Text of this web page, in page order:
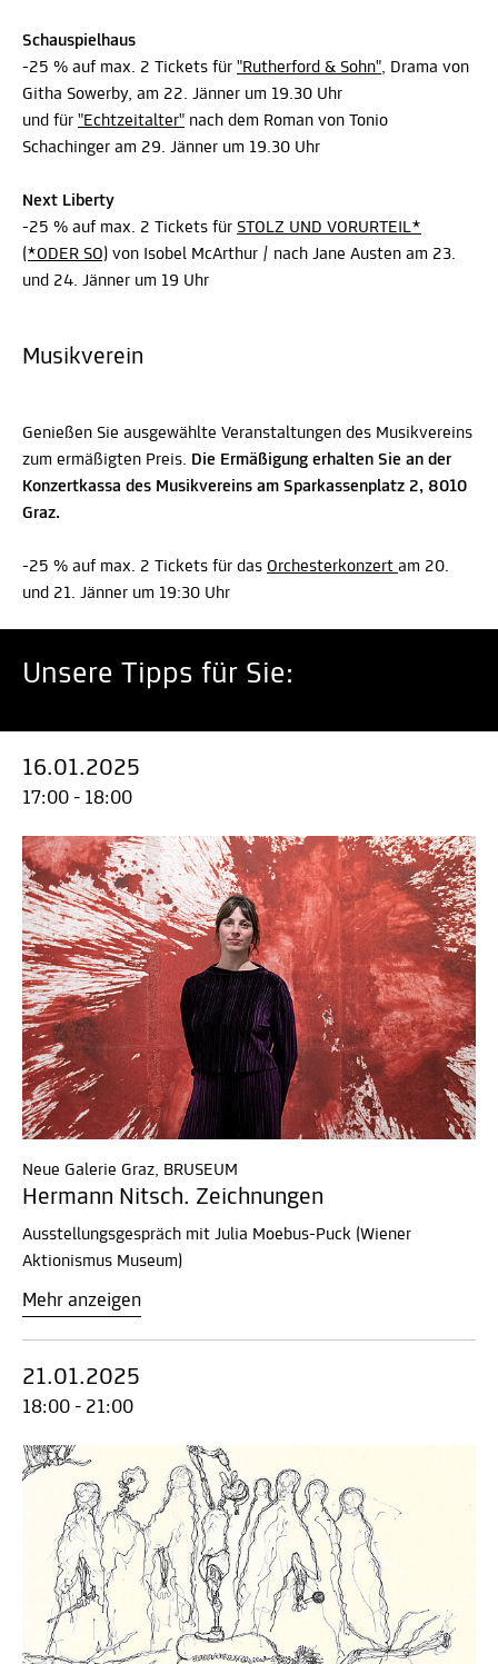
Schauspielhaus
-25 % auf max. 2 Tickets für "Rutherford & Sohn", Drama von
Githa Sowerby, am 22. Jänner um 19.30 Uhr
und für "Echtzeitalter" nach dem Roman von Tonio
Schachinger am 29. Jänner um 19.30 Uhr
Next Liberty
-25 % auf max. 2 Tickets für STOLZ UND VORURTEIL*
(*ODER SO) von Isobel McArthur / nach Jane Austen am 23.
und 24. Jänner um 19 Uhr
Musikverein
Genießen Sie ausgewählte Veranstaltungen des Musikvereins
zum ermäßigten Preis. Die Ermäßigung erhalten Sie an der
Konzertkassa des Musikvereins am Sparkassenplatz 2, 8010
Graz.
-25 % auf max. 2 Tickets für das Orchesterkonzert am 20.
und 21. Jänner um 19:30 Uhr
Unsere Tipps für Sie:
16.01.2025
17:00 - 18:00
Neue Galerie Graz, BRUSEUM
Hermann Nitsch. Zeichnungen
Ausstellungsgespräch mit Julia Moebus-Puck (Wiener
Aktionismus Museum)
Mehr anzeigen
21.01.2025
18:00 - 21:00